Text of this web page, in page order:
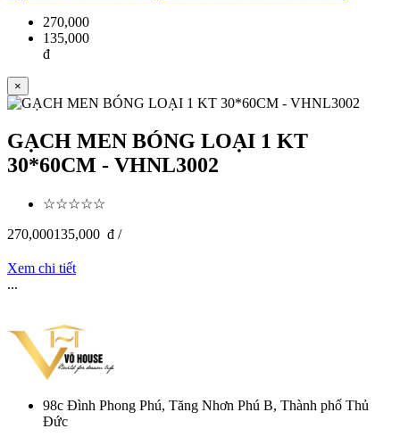
270,000
135,000
đ
×
GẠCH MEN BÓNG LOẠI 1 KT
30*60CM - VHNL3002
☆☆☆☆☆
270,000135,000 đ /
Xem chi tiết
...
98c Đình Phong Phú, Tăng Nhơn Phú B, Thành phố Thủ
Đức